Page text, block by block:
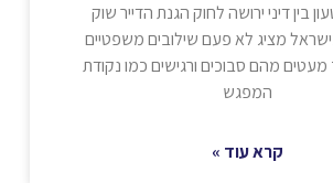
בין דיני ירושה לחוק הגנת הדייר שוק
מציג לא פעם שילובים משפטיים
מהם סבוכים ורגישים כמו נקודת
המפגש
קרא עוד »